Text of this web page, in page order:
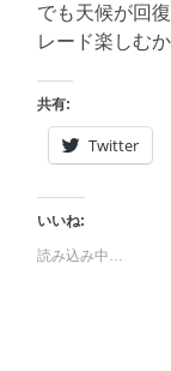
でも天候が回
レード楽しむか
共有:
Twitter
いいね:
読み込み中…